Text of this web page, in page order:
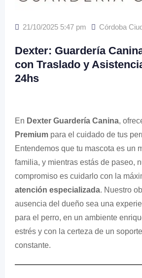
21/10/2025 5:47 pm Córdoba
Dexter: Guardería
con Traslado y
24hs
En Dexter Guardería Canina,
Premium para el cuidado de tus
Entendemos que tu mascota es un
familia, y mientras estás de paseo,
compromiso es cuidarlo con la
atención especializada. Nuestro
ausencia del dueño sea una
para el perro, en un ambiente
estrés y con la certeza de un
constante.